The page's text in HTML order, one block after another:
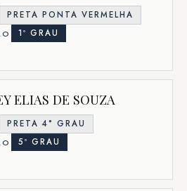
PRETA PONTA VERMELHA
1º GRAU
ELIAS DE SOUZA
PRETA 4° GRAU
5º GRAU